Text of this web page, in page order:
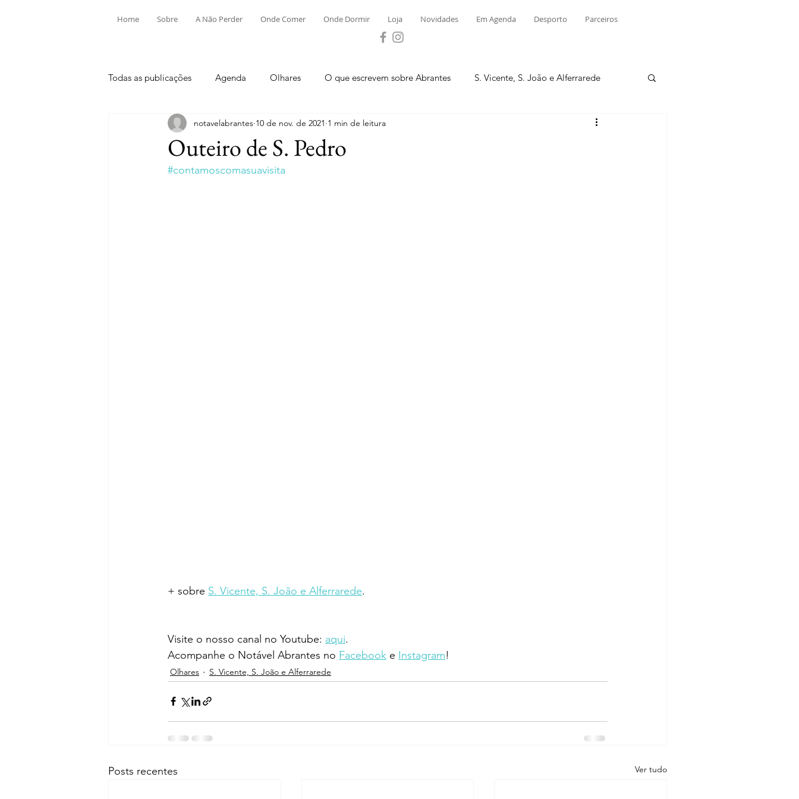
Home Sobre A Não Perder Onde Comer Onde Dormir Loja Novidades Em Agenda Desporto Parceiros
Todas as publicações Agenda Olhares O que escrevem sobre Abrantes S. Vicente, S. João e Alferrarede
Aldeia do Mato e Souto Alvega e Concavada Bemposta
Mouriscas Pego Rio de Moinhos
Outeiro de S. Pedro
notavelabrantes 10 de nov. de 2021 1 min de leitura
#contamoscomasuavisita
+ sobre S. Vicente, S. João e Alferrarede.
Visite o nosso canal no Youtube: aqui.
Acompanhe o Notável Abrantes no Facebook e Instagram!
Olhares S. Vicente, S. João e Alferrarede
Posts recentes Ver tudo